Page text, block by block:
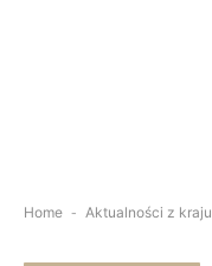
Home - Aktualności z kraju